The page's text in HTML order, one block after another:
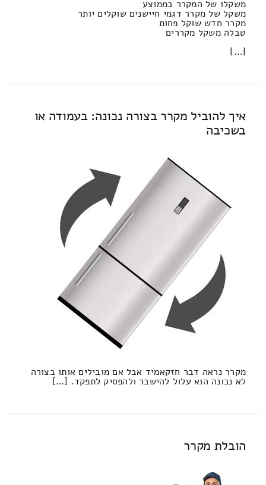
משקלו של המקרר בממוצע
משקל של מקרר דגמי חיישנים שוקלים יותר
מקרר חדש שוקל פחות
טבלה משקל מקררים
[…]
איך להוביל מקרר בצורה נכונה: בעמודה או
בשכיבה
מקרר נראה דבר חזקאמיד אבל אם מובילים אותו בצורה
לא נכונה הוא עלול להישבר ולהפסיק לתפקד. […]
הובלת מקרר